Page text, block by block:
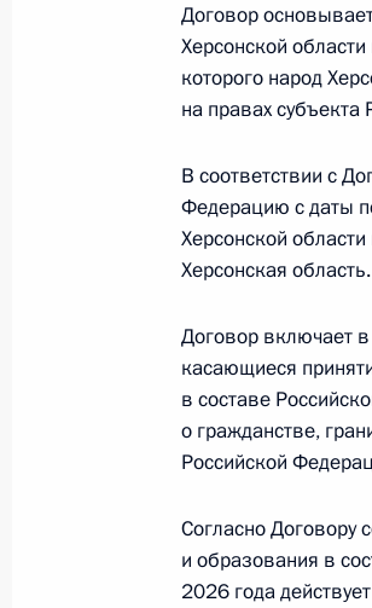
Внесено
службу по
6 октября 2022 года,
5 октября 2022
Указ «Об
атомной энергии
5 октября 2022 года,
Подписан
Федерацию
5 октября 2022 года,
Договор
Херсонской
которого народ
на правах
В соответствии с
Федерацию с даты
Херсонской
Херсонская область.
Договор включает
касающиеся
в составе
о гражданстве,
Российской
Согласно Договору
и образования в
2026 года